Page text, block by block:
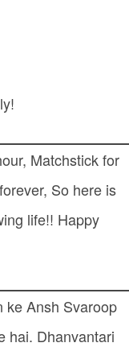
Matchstick for
So here is
life!! Happy
ke Ansh Svaroop
hai. Dhanvantari